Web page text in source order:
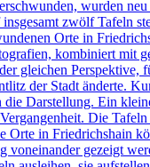
wurden
zwölf Tafeln
Orte in
kombiniert mit
gleichen Perspektive,
der Stadt änderte.
die Darstellung. Ein
Die
Orte in Friedrichshain
voneinander gezeigt